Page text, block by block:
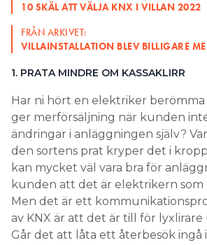
10 SKÄL ATT VÄLJA KNX I VILLAN 2022
FRÅN ARKIVET:
VILLAINSTALLATION BLEV BILLIGARE
1. PRATA MINDRE OM KASSAKLIRR
Har ni hört en elektriker
ger merförsäljning när kunden
ändringar i anläggningen själv?
den sortens prat kryper det i
kan mycket väl vara bra för
kunden att det är elektrikern som
Men det är ett
av KNX är att det är till för
Går det att låta ett återbesök ingå